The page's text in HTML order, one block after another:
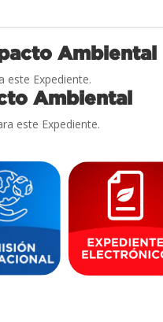
Ambiental
este Expediente.
Ambiental
este Expediente.